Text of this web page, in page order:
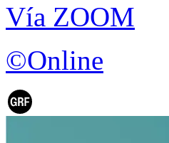
Vía ZOOM
©Online